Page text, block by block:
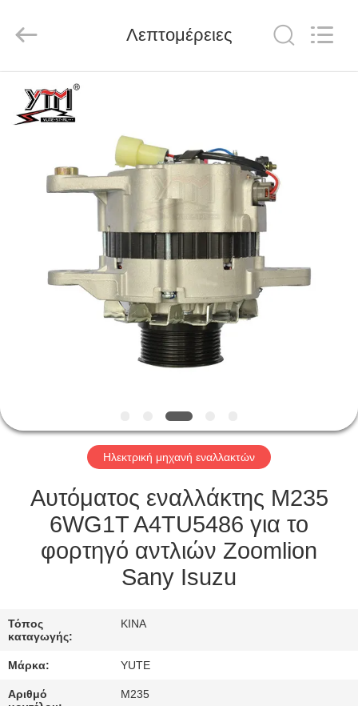
ΣΠΊΤΙ
ΠΡΟΪΌΝΤΑ
ΒΊΝΤΕΟ
ΕΜΦΆΝΙΣΗ
ΕΡΓΟΣΤΑΣΊΩΝ
ΠΟΙΟΤΙΚΌΣ
ΈΛΕΓΧΟΣ
ΜΑΣ
ΕΛΆΤΕ
ΕΠΑΦΉ
ΜΕ
ΖΗΤΉΣΤΕ
Co.,
Reserved.
Λεπτομέρειες
Ηλεκτρική μηχανή εναλλακτών
Αυτόματος εναλλάκτης M235
6WG1T A4TU5486 για το
φορτηγό αντλιών Zoomlion
Sany Isuzu
Τόπος
καταγωγής:
ΚΙΝΑ
Μάρκα: YUTE
Αριθμό
M235